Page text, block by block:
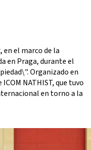
en el marco de la
en Praga, durante el
Organizado en
NATHIST, que tuvo
en torno a la